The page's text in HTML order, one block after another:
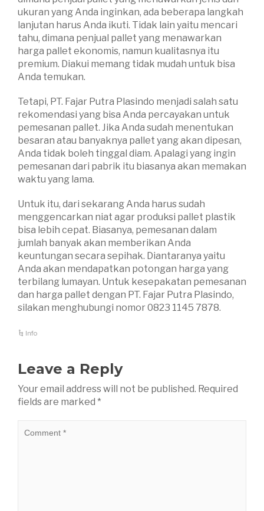
ukuran yang Anda inginkan, ada beberapa langkah
lanjutan harus Anda ikuti. Tidak lain yaitu mencari
tahu, dimana penjual pallet yang menawarkan
harga pallet ekonomis, namun kualitasnya itu
premium. Diakui memang tidak mudah untuk bisa
Anda temukan.
Tetapi, PT. Fajar Putra Plasindo menjadi salah satu
rekomendasi yang bisa Anda percayakan untuk
pemesanan pallet. Jika Anda sudah menentukan
besaran atau banyaknya pallet yang akan dipesan,
Anda tidak boleh tinggal diam. Apalagi yang ingin
pemesanan dari pabrik itu biasanya akan memakan
waktu yang lama.
Untuk itu, dari sekarang Anda harus sudah
menggencarkan niat agar produksi pallet plastik
bisa lebih cepat. Biasanya, pemesanan dalam
jumlah banyak akan memberikan Anda
keuntungan secara sepihak. Diantaranya yaitu
Anda akan mendapatkan potongan harga yang
terbilang lumayan. Untuk kesepakatan pemesanan
dan harga pallet dengan PT. Fajar Putra Plasindo,
silakan menghubungi nomor 0823 1145 7878.
Info
Leave a Reply
Your email address will not be published. Required
fields are marked *